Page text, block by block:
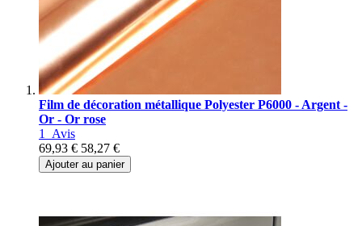
Film de décoration métallique Polyester P6000 - Argent -
Or - Or rose
1 Avis
69,93 € 58,27 €
Ajouter au panier